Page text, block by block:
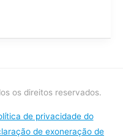
os direitos reservados.
de privacidade do
de exoneração de